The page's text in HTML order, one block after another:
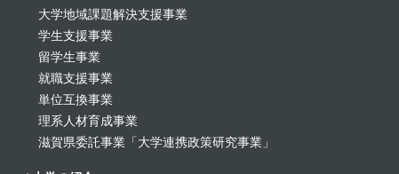
大学地域課題解決支援事業
学生支援事業
留学生事業
就職支援事業
単位互換事業
理系人材育成事業
滋賀県委託事業「大学連携政策研究事業」